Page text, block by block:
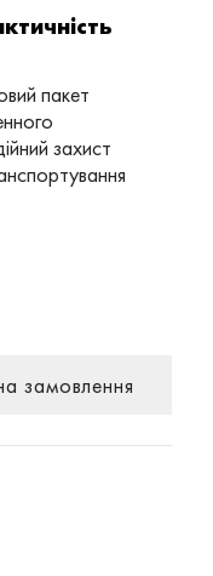
пакет
захист
замовлення